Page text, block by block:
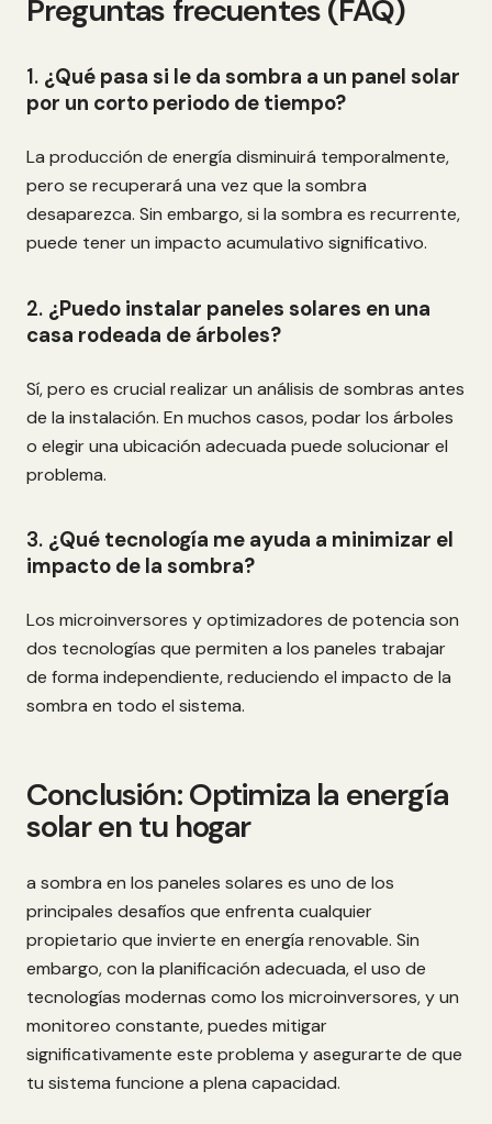
Preguntas frecuentes (FAQ)
1. ¿Qué pasa si le da sombra a un panel solar
por un corto periodo de tiempo?
La producción de energía disminuirá temporalmente,
pero se recuperará una vez que la sombra
desaparezca. Sin embargo, si la sombra es recurrente,
puede tener un impacto acumulativo significativo.
2. ¿Puedo instalar paneles solares en una
casa rodeada de árboles?
Sí, pero es crucial realizar un análisis de sombras antes
de la instalación. En muchos casos, podar los árboles
o elegir una ubicación adecuada puede solucionar el
problema.
3. ¿Qué tecnología me ayuda a minimizar el
impacto de la sombra?
Los microinversores y optimizadores de potencia son
dos tecnologías que permiten a los paneles trabajar
de forma independiente, reduciendo el impacto de la
sombra en todo el sistema.
Conclusión: Optimiza la energía
solar en tu hogar
a sombra en los paneles solares es uno de los
principales desafíos que enfrenta cualquier
propietario que invierte en energía renovable. Sin
embargo, con la planificación adecuada, el uso de
tecnologías modernas como los microinversores, y un
monitoreo constante, puedes mitigar
significativamente este problema y asegurarte de que
tu sistema funcione a plena capacidad.